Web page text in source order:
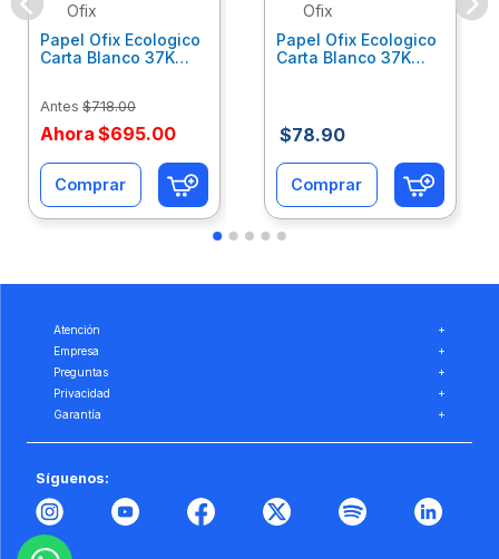
Ofix
Papel Ofix Ecologico
Carta Blanco 37K
Antes $718.00
Ahora $695.00
Comprar
Ofix
Papel Ofix Ecologico
Carta Blanco 37K
$78.90
Comprar
Atención
+
Empresa
+
Preguntas
+
Privacidad
+
Garantía
+
Síguenos: